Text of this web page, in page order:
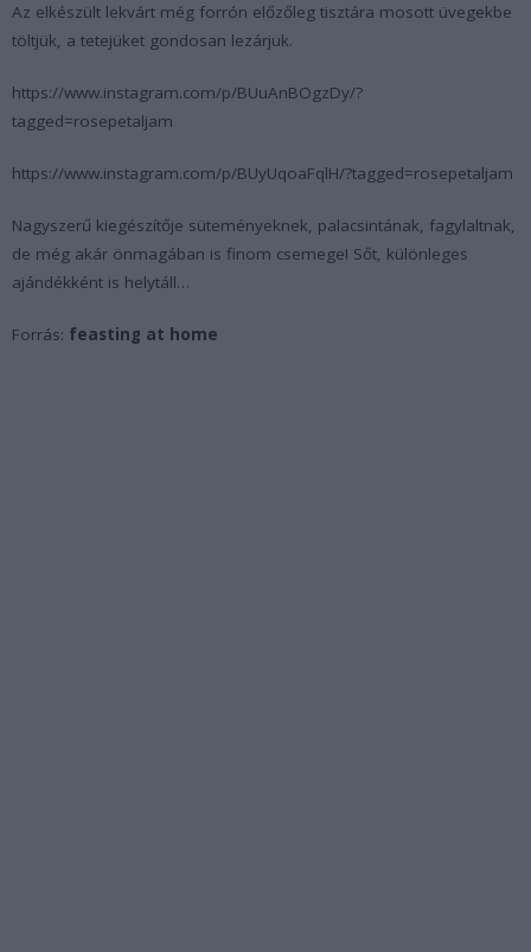
Az elkészült lekvárt még forrón előzőleg tisztára mosott üvegekbe
töltjük, a tetejüket gondosan lezárjuk.
https://www.instagram.com/p/BUuAnBOgzDy/?
tagged=rosepetaljam
https://www.instagram.com/p/BUyUqoaFqlH/?tagged=rosepetaljam
Nagyszerű kiegészítője süteményeknek, palacsintának, fagylaltnak,
de még akár önmagában is finom csemege! Sőt, különleges
ajándékként is helytáll…
Forrás: feasting at home